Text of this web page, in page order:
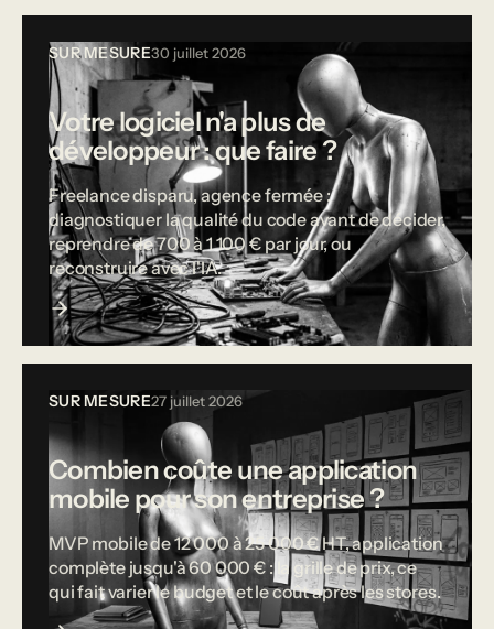
SUR MESURE30 juillet 2026
Votre logiciel n'a plus de
développeur : que faire ?
Freelance disparu, agence fermée :
diagnostiquer la qualité du code avant de décider,
reprendre de 700 à 1 100 € par jour, ou
reconstruire avec l'IA.
SUR MESURE27 juillet 2026
Combien coûte une application
mobile pour son entreprise ?
MVP mobile de 12 000 à 25 000 € HT, application
complète jusqu'à 60 000 € : la grille de prix, ce
qui fait varier le budget et le coût après les stores.